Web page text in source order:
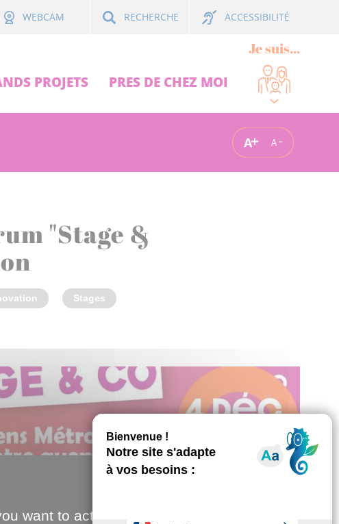
WEBCAM RECHERCHE ACCESSIBILITÉ
PROJETS PRES DE CHEZ MOI
Je suis...
A A
"Stage &
Stages
want to activate